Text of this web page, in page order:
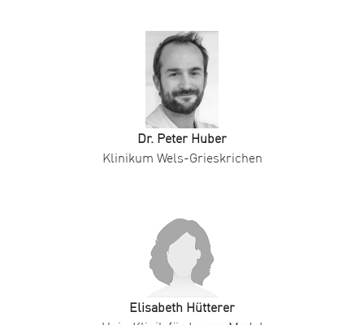
Dr. Peter Huber
Klinikum Wels-Grieskrichen
Elisabeth Hütterer